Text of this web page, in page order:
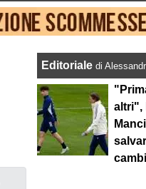
Editorialedi
altri",